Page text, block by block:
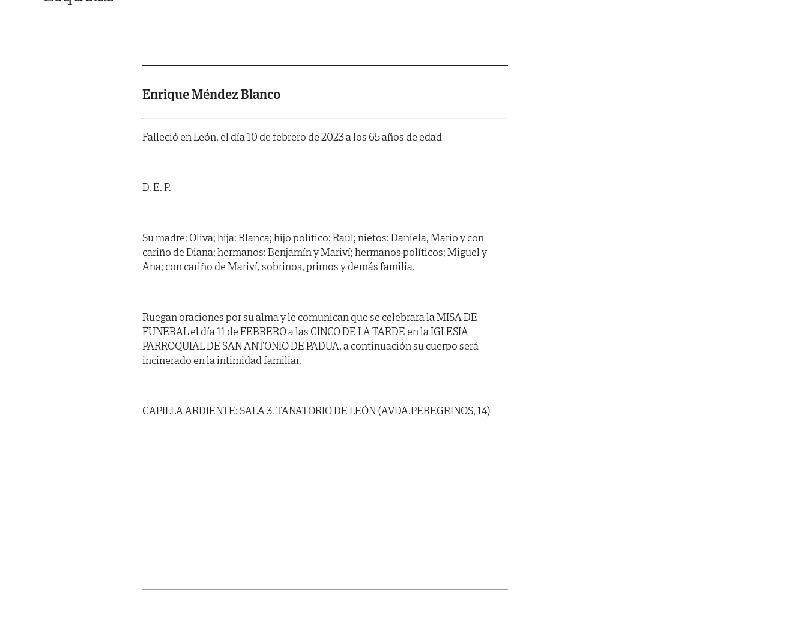
Enrique Méndez Blanco
Falleció en León, el día 10 de febrero de 2023 a los 65 años de edad
D. E. P.
Su madre: Oliva; hija: Blanca; hijo político: Raúl; nietos: Daniela, Mario y con
cariño de Diana; hermanos: Benjamín y Mariví; hermanos políticos; Miguel y
Ana; con cariño de Mariví, sobrinos, primos y demás familia.
Ruegan oraciones por su alma y le comunican que se celebrara la MISA DE
FUNERAL el día 11 de FEBRERO a las CINCO DE LA TARDE en la IGLESIA
PARROQUIAL DE SAN ANTONIO DE PADUA, a continuación su cuerpo será
incinerado en la intimidad familiar.
CAPILLA ARDIENTE: SALA 3. TANATORIO DE LEÓN (AVDA.PEREGRINOS, 14)